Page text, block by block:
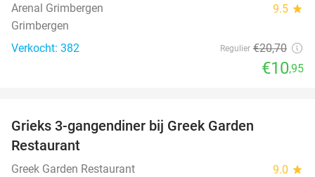
Arenal Grimbergen 9.5 star
Grimbergen
Verkocht: 382
Regulier €20,70
€10,95
Grieks 3-gangendiner bij Greek Garden
Restaurant
Greek Garden Restaurant 9.0 star